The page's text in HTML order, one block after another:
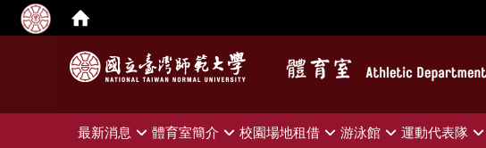
最新消息 體育室簡介 校園場地租借 游泳館 運動代表隊